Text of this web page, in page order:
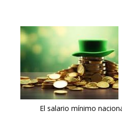
El salario mínimo